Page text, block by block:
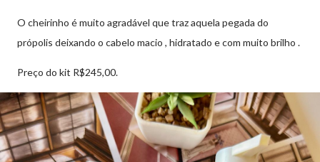
O cheirinho é muito agradável que traz aquela pegada do
própolis deixando o cabelo macio , hidratado e com muito brilho .
Preço do kit R$245,00.